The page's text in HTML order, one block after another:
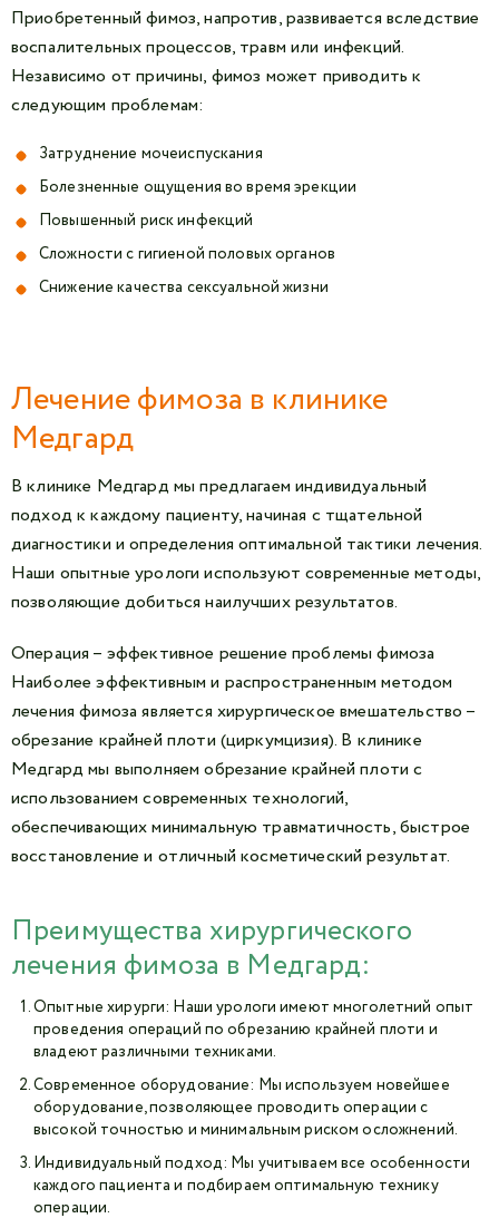
Приобретенный фимоз, напротив, развивается вследствие
воспалительных процессов, травм или инфекций.
Независимо от причины, фимоз может приводить к
следующим проблемам:
Затруднение мочеиспускания
Болезненные ощущения во время эрекции
Повышенный риск инфекций
Сложности с гигиеной половых органов
Снижение качества сексуальной жизни
Лечение фимоза в клинике
Медгард
В клинике Медгард мы предлагаем индивидуальный
подход к каждому пациенту, начиная с тщательной
диагностики и определения оптимальной тактики лечения.
Наши опытные урологи используют современные методы,
позволяющие добиться наилучших результатов.
Операция – эффективное решение проблемы фимоза
Наиболее эффективным и распространенным методом
лечения фимоза является хирургическое вмешательство –
обрезание крайней плоти (циркумцизия). В клинике
Медгард мы выполняем обрезание крайней плоти с
использованием современных технологий,
обеспечивающих минимальную травматичность, быстрое
восстановление и отличный косметический результат.
Преимущества хирургического
лечения фимоза в Медгард:
Опытные хирурги: Наши урологи имеют многолетний опыт
проведения операций по обрезанию крайней плоти и
владеют различными техниками.
Современное оборудование: Мы используем новейшее
оборудование, позволяющее проводить операции с
высокой точностью и минимальным риском осложнений.
Индивидуальный подход: Мы учитываем все особенности
каждого пациента и подбираем оптимальную технику
операции.